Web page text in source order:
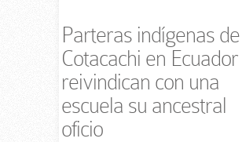
Parteras indígenas de
Cotacachi en Ecuador
reivindican con una
escuela su ancestral
oficio